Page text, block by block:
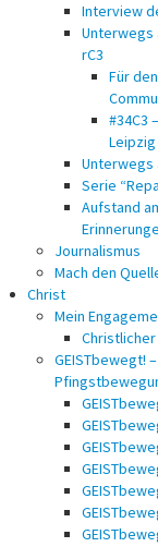
Interview
Unterwegs
rC3
Für
#34C3
Leipzig
Unterwegs
Serie
Aufstand
Journalismus
Mach den
Christ
Mein
GEISTbewegt!